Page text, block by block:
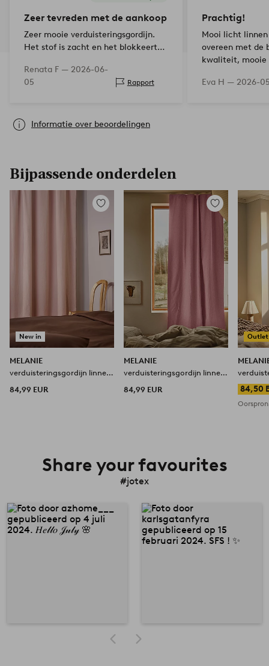
Zeer tevreden met de aankoop
Zeer mooie verduisteringsgordijn.
Het stof is zacht en het blokkeert
Renata F — 2026-06-
05
Rapport
Prachtig!
Mooi licht
overeen met de
kwaliteit, mooie
Eva H — 2026-
Informatie over beoordelingen
Bijpassende onderdelen
New in
Toevoegen
MELANIE
verduisteringsgordijn linnen
84,99 EUR
Toevoegen
aan
favorieten
MELANIE
verduisteringsgordijn linnen
84,99 EUR
Outlet
1 lengte
84,50
Share your favourites
#jotex